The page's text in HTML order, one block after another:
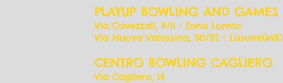
PLAYUP BOWLING AND GAMES
Via Cavezzali, 9/11 - Zona Loreto
Via Nuova Valassina, 30/32 - Lissone(MB)
CENTRO BOWLING CAGLIERO
Via Cagliero, 14